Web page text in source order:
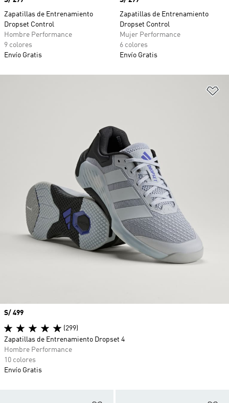
Zapatillas de Entrenamiento
Dropset Control
Hombre Performance
9 colores
Envío Gratis
Zapatillas de Entrenamiento
Dropset Control
Mujer Performance
6 colores
Envío Gratis
Precio
S/ 499
(299)
Zapatillas de Entrenamiento Dropset 4
Hombre Performance
10 colores
Envío Gratis